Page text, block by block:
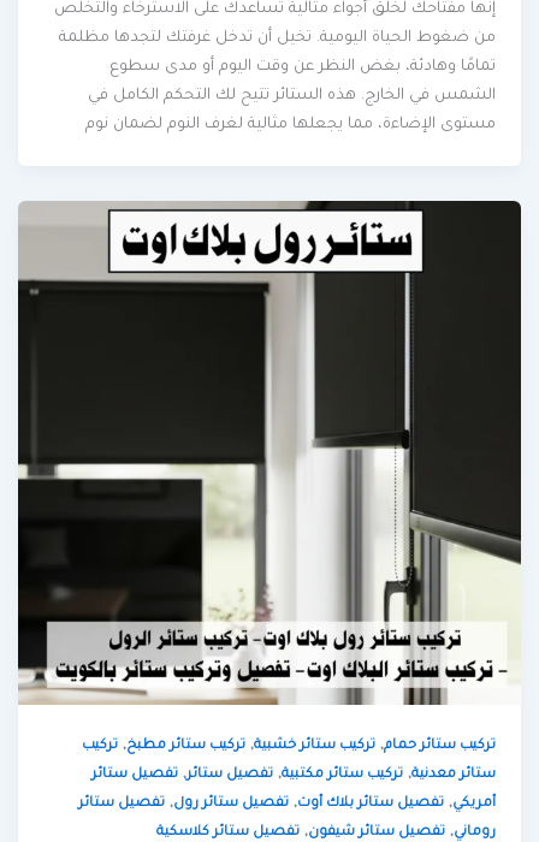
إنها مفتاحك لخلق أجواء مثالية تساعدك على الاسترخاء والتخلص
من ضغوط الحياة اليومية. تخيل أن تدخل غرفتك لتجدها مظلمة
تمامًا وهادئة، بغض النظر عن وقت اليوم أو مدى سطوع
الشمس في الخارج. هذه الستائر تتيح لك التحكم الكامل في
مستوى الإضاءة، مما يجعلها مثالية لغرف النوم لضمان نوم
تركيب ستائر حمام,تركيب ستائر خشبية,تركيب ستائر مطبخ,تركيب
ستائر معدنية,تركيب ستائر مكتبية,تفصيل ستائر,تفصيل ستائر
أمريكي,تفصيل ستائر بلاك أوت,تفصيل ستائر رول,تفصيل ستائر
روماني,تفصيل ستائر شيفون,تفصيل ستائر كلاسكية